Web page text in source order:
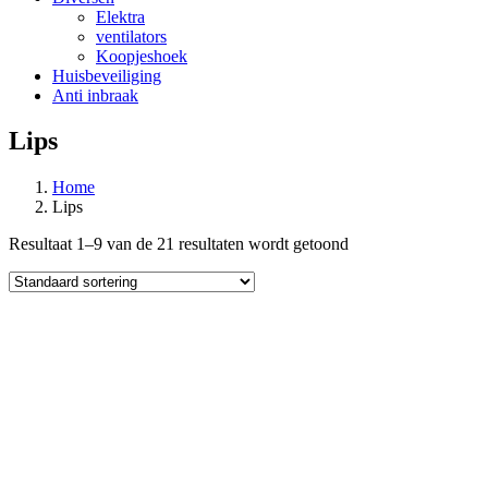
Elektra
ventilators
Koopjeshoek
Huisbeveiliging
Anti inbraak
Lips
Home
Lips
Resultaat 1–9 van de 21 resultaten wordt getoond